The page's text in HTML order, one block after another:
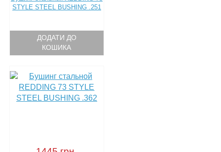
STYLE STEEL BUSHING .251
ДОДАТИ ДО
КОШИКА